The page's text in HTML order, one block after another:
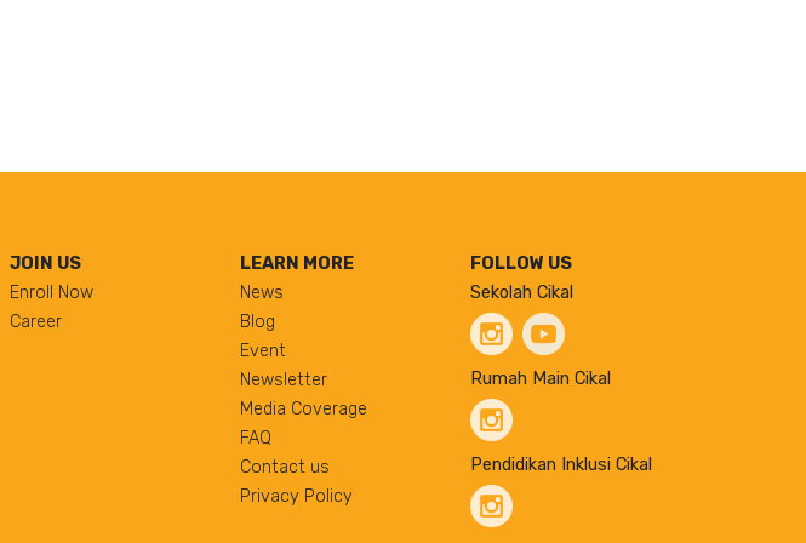
JOIN US
Enroll Now
Career
LEARN MORE
News
Blog
Event
Newsletter
Media Coverage
FAQ
Contact us
Privacy Policy
FOLLOW US
Sekolah Cikal
Rumah Main Cikal
Pendidikan Inklusi Cikal